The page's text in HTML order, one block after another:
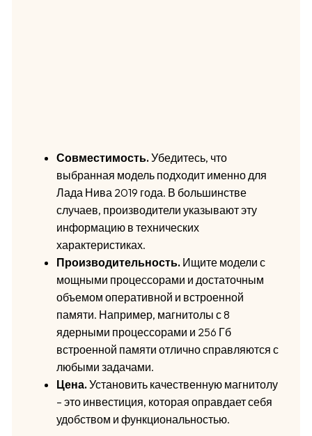
Совместимость.Убедитесь, что
выбранная модель подходит именно для
Лада Нива 2019 года. В большинстве
случаев, производители указывают эту
информацию в технических
характеристиках.
Производительность.Ищите модели с
мощными процессорами и достаточным
объемом оперативной и встроенной
памяти. Например, магнитолы с 8
ядерными процессорами и 256 Гб
встроенной памяти отлично справляются с
любыми задачами.
Цена.Установить качественную магнитолу
– это инвестиция, которая оправдает себя
удобством и функциональностью.